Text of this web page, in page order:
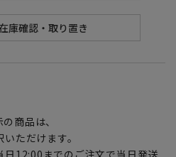
商品は、
ただけます。
日12:00までのご注文で当日発送